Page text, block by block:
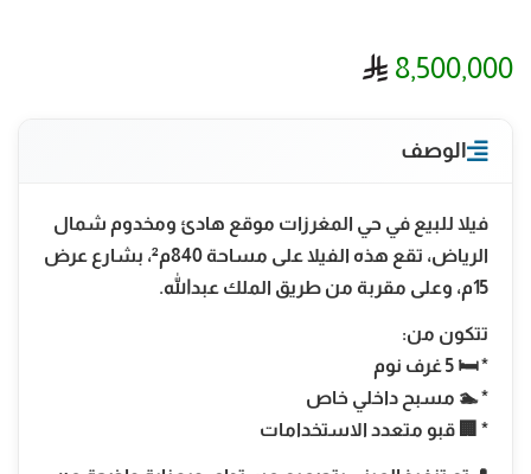
8,500,000
الوصف
فيلا للبيع في حي المغرزات موقع هادئ ومخدوم شمال
الرياض، تقع هذه الفيلا على مساحة 840م²، بشارع عرض
15م، وعلى مقربة من طريق الملك عبدالله.
تتكون من:
* 🛏️ 5 غرف نوم
* 🏊 مسبح داخلي خاص
* 🏢 قبو متعدد الاستخدامات